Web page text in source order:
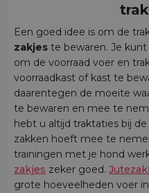
Een goed idee is om de
zakjes te bewaren. Je
om de voorraad voer en
voorraadkast of kast te
daarentegen de moeite
te bewaren en mee te
hebt u altijd traktaties bij
zakken hoeft mee te
trainingen met je hond
zakjes zeker goed.
grote hoeveelheden voer